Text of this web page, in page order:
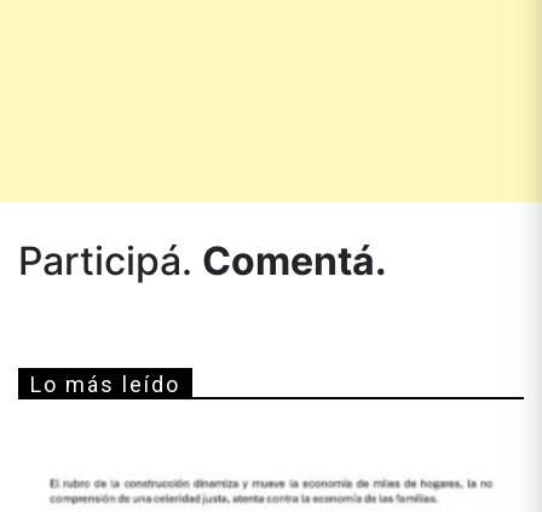
Participá. Comentá.
Lo más leído